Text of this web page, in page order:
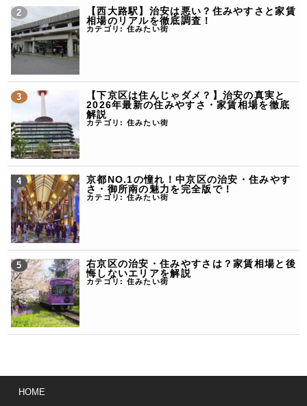
【西大路駅】治安は悪い？住みやすさと家賃
相場のリアルを徹底調査！
カテゴリ: 住みたい街
【下京区は住んじゃダメ？】治安の真実と
2026年最新の住みやすさ・家賃相場を徹底
解説
カテゴリ: 住みたい街
京都NO.1の憧れ！中京区の治安・住みやす
さ・御所南の魅力を完全版で！
カテゴリ: 住みたい街
右京区の治安・住みやすさは？家賃相場と後
悔しないエリアを解説
カテゴリ: 住みたい街
HOME